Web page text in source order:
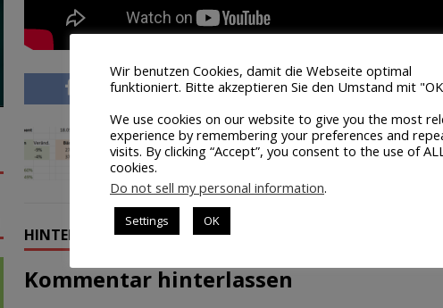
VORHERIGER
DAX-Stimmung: Na und? Der
Abwärtsdruck nimmt zu
Video: Sind
HINTERLASSE JETZT EINEN KOMMENTAR
Kommentar hinterlassen
Wir benutzen Cookies, damit die Webseite optimal
funktioniert. Bitte akzeptieren Sie den Umstand mit
We use cookies on our website to give you the most
experience by remembering your preferences and
visits. By clicking “Accept”, you consent to the use of
cookies.
Do not sell my personal information.
Settings OK